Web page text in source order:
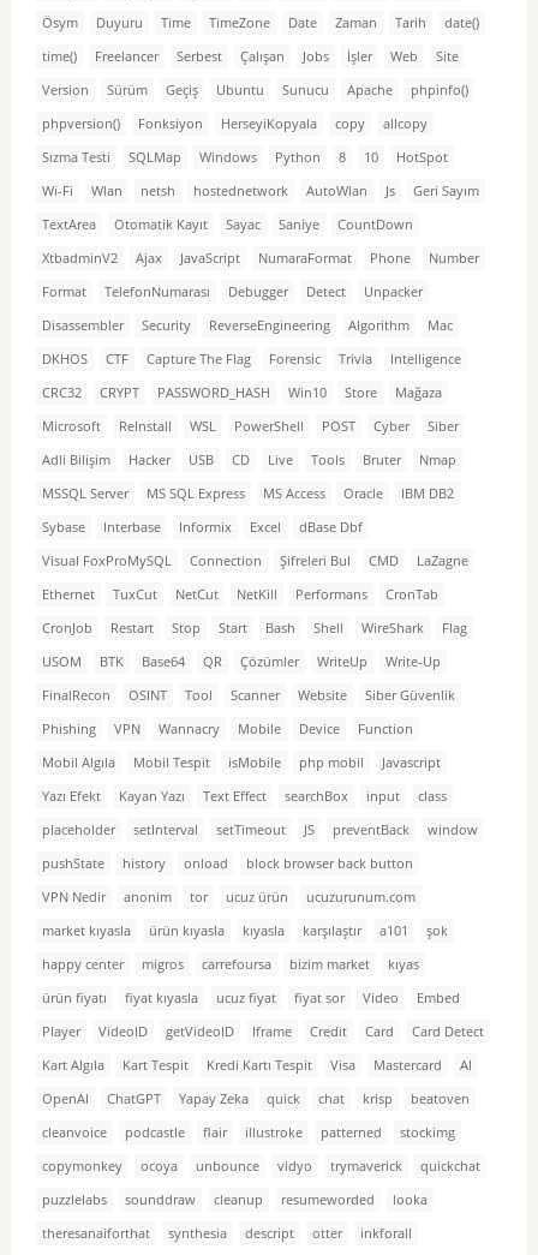
Ösym
Duyuru Time TimeZone Date Zaman Tarih
date()
time()
Freelancer Serbest Çalışan Jobs İşler Web
Site
Version
Sürüm Geçiş Ubuntu Sunucu Apache
phpinfo()
phpversion()
Fonksiyon HerseyiKopyala copy
allcopy
Sızma Testi
SQLMap Windows Python 8 10
HotSpot
Wi-Fi
Wlan netsh hostednetwork AutoWlan Js
Geri Sayım
TextArea
Otomatik Kayıt Sayac Saniye
CountDown
XtbadminV2
Ajax JavaScript NumaraFormat Phone
Number
Format
TelefonNumarası Debugger Detect
Unpacker
Disassembler
Security ReverseEngineering Algorithm
Mac
DKHOS
CTF Capture The Flag Forensic Trivia
Intelligence
CRC32
CRYPT PASSWORD_HASH Win10 Store
Mağaza
Microsoft
ReInstall WSL PowerShell POST Cyber
Siber
Adli Bilişim
Hacker USB CD Live Tools Bruter
Nmap
MSSQL Server
MS SQL Express MS Access Oracle
IBM DB2
Sybase
Interbase Informix Excel
dBase Dbf
Visual FoxProMySQL
Connection Şifreleri Bul CMD
LaZagne
Ethernet
TuxCut NetCut NetKill Performans
CronTab
CronJob
Restart Stop Start Bash Shell WireShark
Flag
USOM
BTK Base64 QR Çözümler WriteUp
Write-Up
FinalRecon
OSINT Tool Scanner Website
Siber Güvenlik
Phishing
VPN Wannacry Mobile Device
Function
Mobil Algıla
Mobil Tespit isMobile php mobil
Javascript
Yazı Efekt
Kayan Yazı Text Effect searchBox input
class
placeholder
setInterval setTimeout JS preventBack
window
pushState
history onload
block browser back button
VPN Nedir
anonim tor ucuz ürün
ucuzurunum.com
market kıyasla
ürün kıyasla kıyasla karşılaştır a101
şok
happy center
migros carrefoursa bizim market
kıyas
ürün fiyatı
fiyat kıyasla ucuz fiyat fiyat sor Video
Embed
Player
VideoID getVideoID Iframe Credit Card
Card Detect
Kart Algıla
Kart Tespit Kredi Kartı Tespit Visa Mastercard
AI
OpenAI
ChatGPT Yapay Zeka quick chat krisp
beatoven
cleanvoice
podcastle flair illustroke patterned
stockimg
copymonkey
ocoya unbounce vidyo trymaverick
quickchat
puzzlelabs
sounddraw cleanup resumeworded
looka
theresanaiforthat
synthesia descript otter inkforall